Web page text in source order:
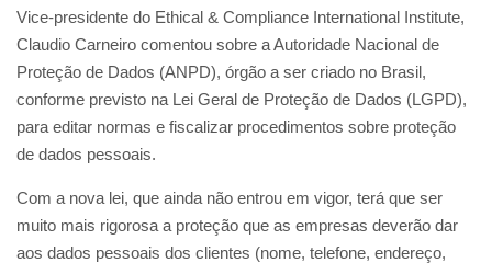
Vice-presidente do Ethical & Compliance International Institute,
Claudio Carneiro comentou sobre a Autoridade Nacional de
Proteção de Dados (ANPD), órgão a ser criado no Brasil,
conforme previsto na Lei Geral de Proteção de Dados (LGPD),
para editar normas e fiscalizar procedimentos sobre proteção
de dados pessoais.
Com a nova lei, que ainda não entrou em vigor, terá que ser
muito mais rigorosa a proteção que as empresas deverão dar
aos dados pessoais dos clientes (nome, telefone, endereço,